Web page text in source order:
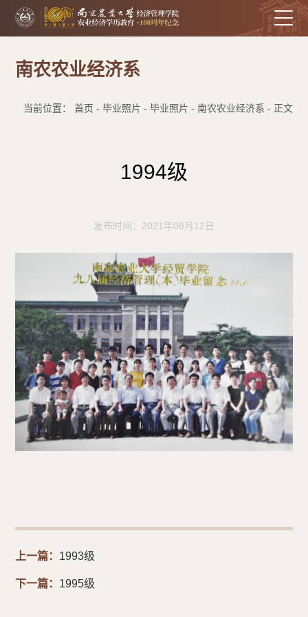
南农农业经济系
当前位置： 首页 - 毕业照片 - 毕业照片 - 南农农业经济系 - 正文
1994级
发布时间：2021年08月12日
上一篇： 1993级
下一篇： 1995级